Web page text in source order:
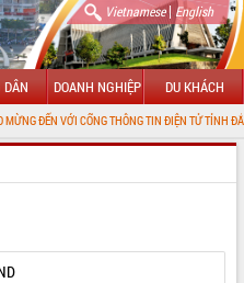
Vietnamese| English
DÂN DOANH NGHIỆP DU KHÁCH
VỚI CỔNG THÔNG TIN ĐIỆN TỬ TỈNH ĐẮK LẮK